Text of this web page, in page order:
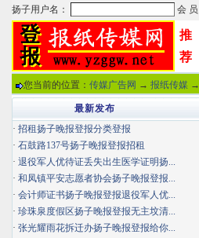
推
荐
您当前的位置： 传媒广告网 → 报纸传媒 →
最新发布
· 招租扬子晚报登报分类登报
· 石鼓路137号扬子晚报登报招租
· 退役军人优待证丢失出生医学证明扬...
· 和凤镇平安志愿者协会扬子晚报登报...
· 会计师证书扬子晚报登报退役军人优...
· 珍珠泉度假区扬子晚报登报无主坟清...
· 张光耀雨花拆迁办扬子晚报登报给你...